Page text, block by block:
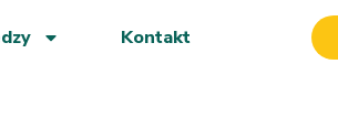
Kontakt